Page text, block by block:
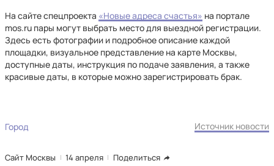
На сайте спецпроекта «Новые адреса счастья» на портале
mos.ru пары могут выбрать место для выездной регистрации.
Здесь есть фотографии и подробное описание каждой
площадки, визуальное представление на карте Москвы,
доступные даты, инструкция по подаче заявления, а также
красивые даты, в которые можно зарегистрировать брак.
Город Источник новости
Сайт Москвы 14 апреля Поделиться